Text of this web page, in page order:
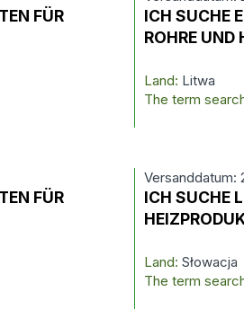
FÜR
ICH SUCHE
ROHRE UND
Land: Litwa
The term
FÜR
Versanddatum:
ICH SUCHE
Land: Słowacja
The term